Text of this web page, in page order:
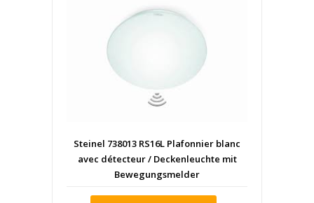
Steinel 738013 RS16L Plafonnier blanc
avec détecteur / Deckenleuchte mit
Bewegungsmelder